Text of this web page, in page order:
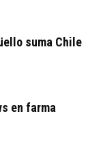
suma Chile
en farma